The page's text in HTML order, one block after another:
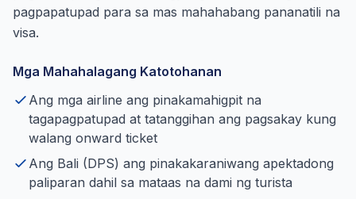
pagpapatupad para sa mas mahahabang pananatili na
visa.
Mga Mahahalagang Katotohanan
Ang mga airline ang pinakamahigpit na
tagapagpatupad at tatanggihan ang pagsakay kung
walang onward ticket
Ang Bali (DPS) ang pinakakaraniwang apektadong
paliparan dahil sa mataas na dami ng turista